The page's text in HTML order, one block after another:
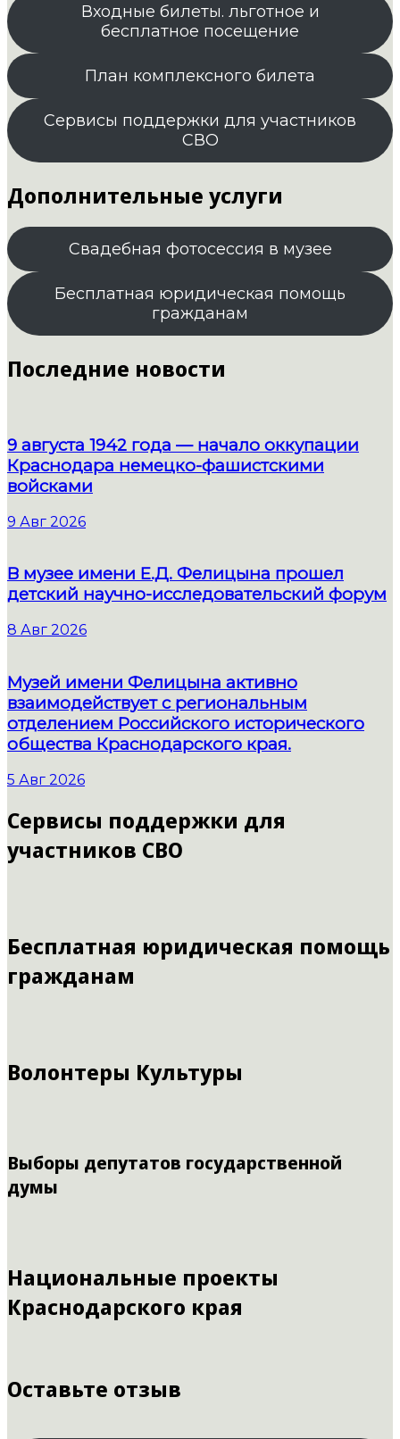
Входные билеты. льготное и
бесплатное посещение
План комплексного билета
Сервисы поддержки для участников
СВО
Дополнительные услуги
Свадебная фотосессия в музее
Бесплатная юридическая помощь
гражданам
Последние новости
9 августа 1942 года — начало оккупации
Краснодара немецко-фашистскими
войсками
9 Авг 2026
В музее имени Е.Д. Фелицына прошел
детский научно-исследовательский форум
8 Авг 2026
Музей имени Фелицына активно
взаимодействует с региональным
отделением Российского исторического
общества Краснодарского края.
5 Авг 2026
Сервисы поддержки для
участников СВО
Бесплатная юридическая помощь
гражданам
Волонтеры Культуры
Выборы депутатов государственной
думы
Национальные проекты
Краснодарского края
Оставьте отзыв